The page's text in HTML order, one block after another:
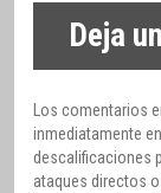
Deja
Los comentarios
inmediatamente
descalificaciones
ataques directos